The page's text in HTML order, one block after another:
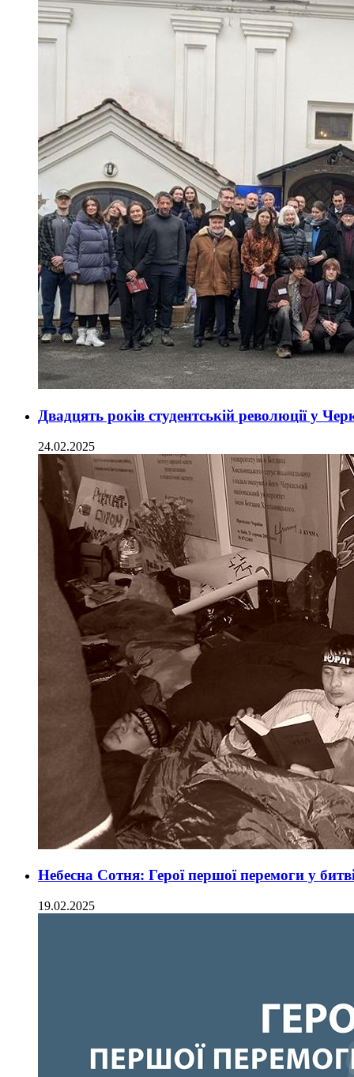
Двадцять років студентській революції у
24.02.2025
Небесна Сотня: Герої першої перемоги у
19.02.2025